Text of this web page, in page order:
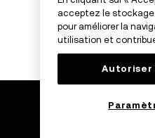
acceptez le stockage
pour améliorer la
utilisation et
Autoriser